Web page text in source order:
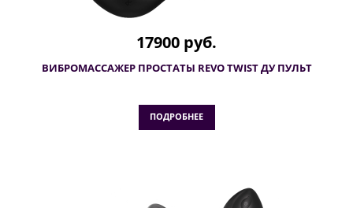
17900 руб.
ВИБРОМАССАЖЕР ПРОСТАТЫ REVO TWIST ДУ ПУЛЬТ
ПОДРОБНЕЕ